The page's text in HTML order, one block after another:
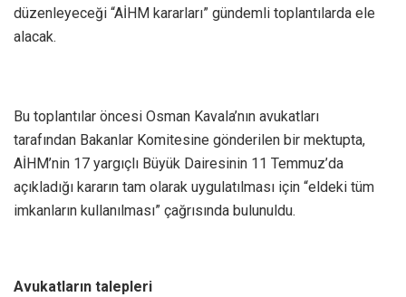
düzenleyeceği “AİHM kararları” gündemli toplantılarda ele
alacak.
Bu toplantılar öncesi Osman Kavala’nın avukatları
tarafından Bakanlar Komitesine gönderilen bir mektupta,
AİHM’nin 17 yargıçlı Büyük Dairesinin 11 Temmuz’da
açıkladığı kararın tam olarak uygulatılması için “eldeki tüm
imkanların kullanılması” çağrısında bulunuldu.
Avukatların talepleri